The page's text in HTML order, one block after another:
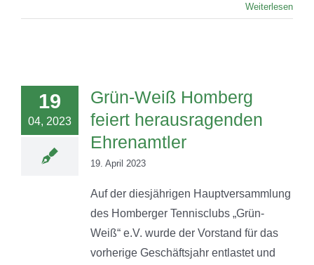
Weiterlesen
19
04, 2023
Grün-Weiß Homberg
feiert herausragenden
Ehrenamtler
19. April 2023
Auf der diesjährigen Hauptversammlung
des Homberger Tennisclubs „Grün-
Weiß“ e.V. wurde der Vorstand für das
vorherige Geschäftsjahr entlastet und